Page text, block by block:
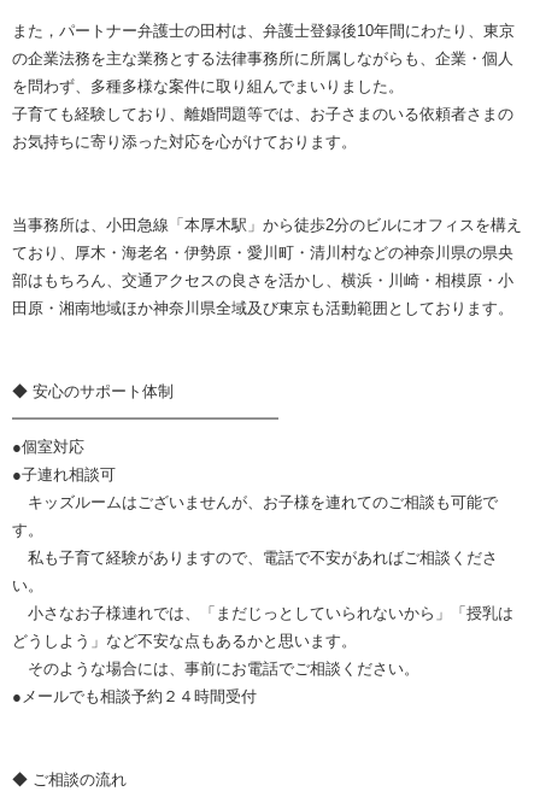
また，パートナー弁護士の田村は、弁護士登録後10年間にわたり、東京
の企業法務を主な業務とする法律事務所に所属しながらも、企業・個人
を問わず、多種多様な案件に取り組んでまいりました。
子育ても経験しており、離婚問題等では、お子さまのいる依頼者さまの
お気持ちに寄り添った対応を心がけております。
当事務所は、小田急線「本厚木駅」から徒歩2分のビルにオフィスを構え
ており、厚木・海老名・伊勢原・愛川町・清川村などの神奈川県の県央
部はもちろん、交通アクセスの良さを活かし、横浜・川崎・相模原・小
田原・湘南地域ほか神奈川県全域及び東京も活動範囲としております。
◆ 安心のサポート体制
━━━━━━━━━━━━━━━━━
●個室対応
●子連れ相談可
キッズルームはございませんが、お子様を連れてのご相談も可能で
す。
私も子育て経験がありますので、電話で不安があればご相談くださ
い。
小さなお子様連れでは、「まだじっとしていられないから」「授乳は
どうしよう」など不安な点もあるかと思います。
そのような場合には、事前にお電話でご相談ください。
●メールでも相談予約２４時間受付
◆ ご相談の流れ